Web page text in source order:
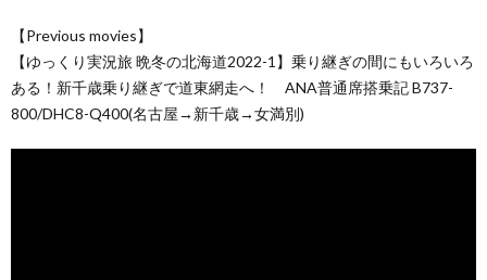
【Previous movies】
【ゆっくり実況旅 晩冬の北海道2022-1】乗り継ぎの間にもいろいろ
ある！新千歳乗り継ぎで道東網走へ！ ANA普通席搭乗記 B737-
800/DHC8-Q400(名古屋→新千歳→女満別)